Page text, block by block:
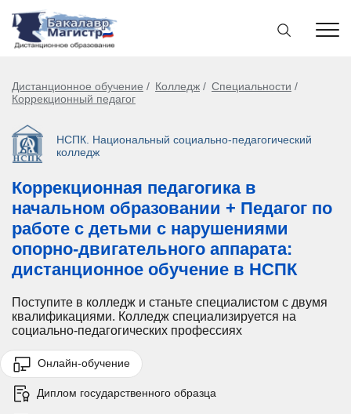
Дистанционное обучение Колледж
Специальности
Коррекционный педагог
НСПК. Национальный социально-педагогический
колледж
Коррекционная педагогика в
начальном образовании + Педагог по
работе с детьми с нарушениями
опорно-двигательного аппарата:
дистанционное обучение в НСПК
Поступите в колледж и станьте специалистом с двумя
квалификациями. Колледж специализируется на
социально-педагогических профессиях
Онлайн-обучение
Диплом государственного образца